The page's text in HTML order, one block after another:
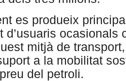
es produeix
d’usuaris ocasionals
mitjà de
a la mobilitat
del petroli.